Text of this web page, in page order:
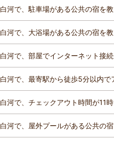
白河で、駐車場がある公共の宿を
白河で、大浴場がある公共の宿を
白河で、部屋でインターネット接
白河で、最寄駅から徒歩5分以内
白河で、チェックアウト時間が11
白河で、屋外プールがある公共の